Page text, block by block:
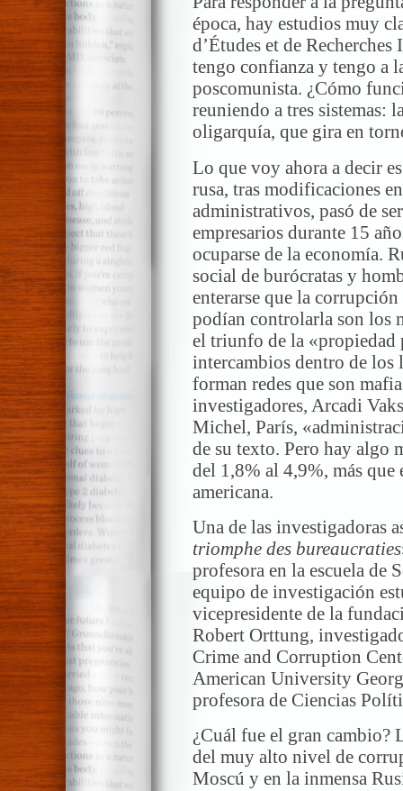
época, hay estudios muy
d’Études et de
tengo confianza y tengo a
poscomunista. ¿Cómo
reuniendo a tres sistemas:
oligarquía, que gira en
Lo que voy ahora a decir
rusa, tras modificaciones
administrativos, pasó de
empresarios durante 15
ocuparse de la economía.
social de burócratas y
enterarse que la
podían controlarla son los
el triunfo de la
intercambios dentro de los
forman redes que son
investigadores, Arcadi
Michel, París,
de su texto. Pero hay algo
del 1,8% al 4,9%, más que
americana.
Una de las investigadoras
triomphe des bureaucraties
profesora en la escuela de
equipo de investigación
vicepresidente de la
Robert Orttung,
Crime and Corruption
American University
profesora de Ciencias
¿Cuál fue el gran cambio?
del muy alto nivel de
Moscú y en la inmensa